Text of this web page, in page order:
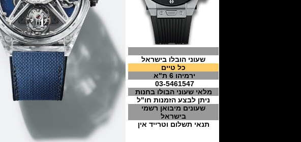
שעוני הובלו בישראל
כל טיים
ירמיהו 6 ת"א
03-5461547
מלאי שעוני הבולו בחנות
ניתן לבצע הזמנות חו"ל
שעונים מיבואן רשמי
בישראל
תנאי תשלום וטרייד אין